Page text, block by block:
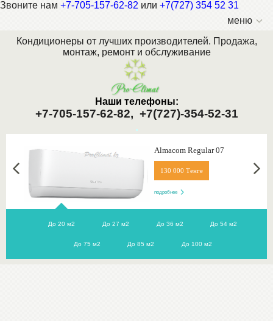
Звоните нам +7-705-157-62-82 или +7(727) 354 52 31
меню
Кондиционеры от лучших производителей. Продажа,
монтаж, ремонт и обслуживание
Наши телефоны:
+7-705-157-62-82, +7(727)-354-52-31
.
Almacom Regular 07
130 000 Тенге
подробнее
До 20 м2 До 27 м2 До 36 м2 До 54 м2
До 75 м2 До 85 м2 До 100 м2